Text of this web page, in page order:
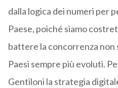
dalla logica dei numeri per
Paese, poiché siamo
battere la concorrenza non
Paesi sempre più evoluti.
Gentiloni la strategia